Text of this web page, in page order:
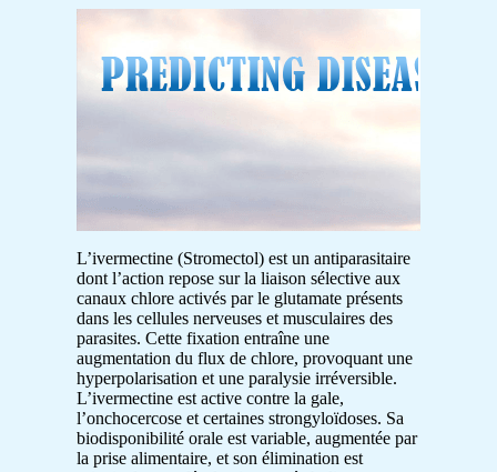
L’ivermectine (Stromectol) est un antiparasitaire
dont l’action repose sur la liaison sélective aux
canaux chlore activés par le glutamate présents
dans les cellules nerveuses et musculaires des
parasites. Cette fixation entraîne une
augmentation du flux de chlore, provoquant une
hyperpolarisation et une paralysie irréversible.
L’ivermectine est active contre la gale,
l’onchocercose et certaines strongyloïdoses. Sa
biodisponibilité orale est variable, augmentée par
la prise alimentaire, et son élimination est